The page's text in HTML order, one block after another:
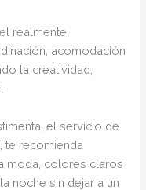
realmente
acomodación
la creatividad,
el servicio de
, te recomienda
moda, colores claros
noche sin dejar a un